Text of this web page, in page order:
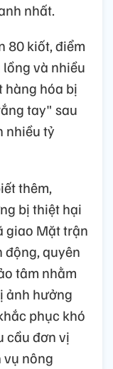
nhất.
80 kiốt, điểm
và nhiều
hàng hóa bị
tay" sau
nhiều tỷ
thêm,
bị thiệt hại
giao Mặt trận
động, quyên
tâm nhằm
ảnh hưởng
phục khó
cầu đơn vị
vụ nông